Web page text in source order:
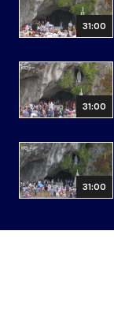
31:00
31:00
31:00